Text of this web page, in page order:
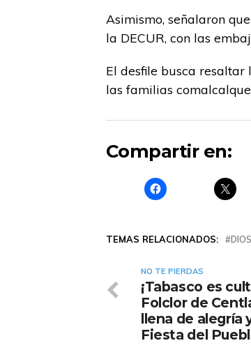
Asimismo, señalaron
la DECUR, con las
El desfile busca
las familias
Compartir en:
TEMAS RELACIONADOS:
NO TE PIERDAS
¡Tabasco es
Folclor de
llena de alegría
Fiesta del